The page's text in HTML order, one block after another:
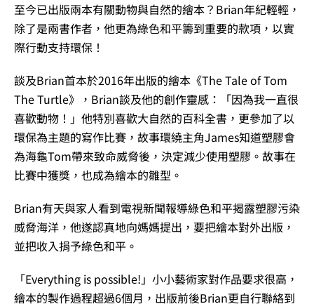
至今已出版兩本有關動物與自然的繪本？Brian年紀輕輕，
除了是兩書作者，他更為綠色和平籌到重要的款項，以實
際行動支持環保！
談及Brian首本於2016年出版的繪本《The Tale of Tom
The Turtle》，Brian談及他的創作靈感：「因為我一直很
喜歡動物！」他特別喜歡大自然的百科全書，更參加了以
環保為主題的寫作比賽，故事環繞主角James知道塑膠會
為海龜Tom帶來致命威脅後，決定減少使用塑膠。故事在
比賽中獲獎，也成為繪本的雛型。
Brian有天與家人看到電視新聞報導綠色和平揭露塑膠污染
威脅海洋，他遂認真地向媽媽提出，要把繪本對外出版，
並把收入捐予綠色和平。
「Everything is possible!」小小藝術家對作品要求很高，
繪本的製作過程超過6個月，出版前後Brian更自行聯絡到